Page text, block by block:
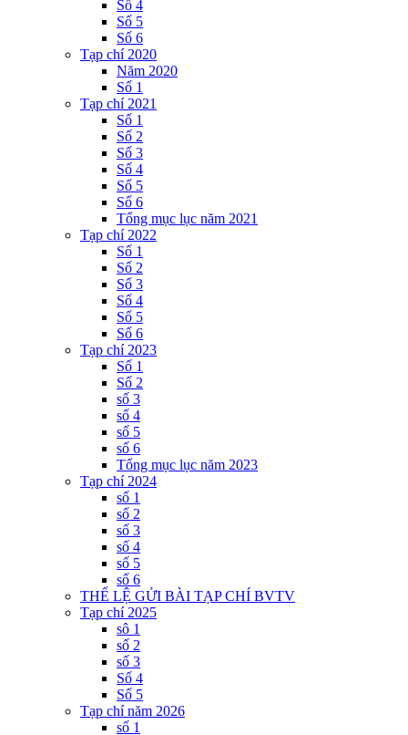
Số 4
Số 5
Số 6
Tạp chí 2020
Năm 2020
Số 1
Tạp chí 2021
Số 1
Số 2
Số 3
Số 4
Số 5
Số 6
Tổng mục lục năm 2021
Tạp chí 2022
Số 1
Số 2
Số 3
Số 4
Số 5
Số 6
Tạp chí 2023
Số 1
Số 2
số 3
số 4
số 5
số 6
Tổng mục lục năm 2023
Tạp chí 2024
số 1
số 2
số 3
số 4
số 5
số 6
THỂ LỆ GỬI BÀI TẠP CHÍ BVTV
Tạp chí 2025
sô 1
số 2
số 3
Số 4
Số 5
Tạp chí năm 2026
số 1